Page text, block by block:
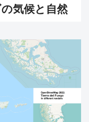
気候と自然